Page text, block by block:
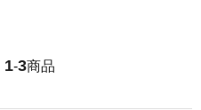
1-3商品